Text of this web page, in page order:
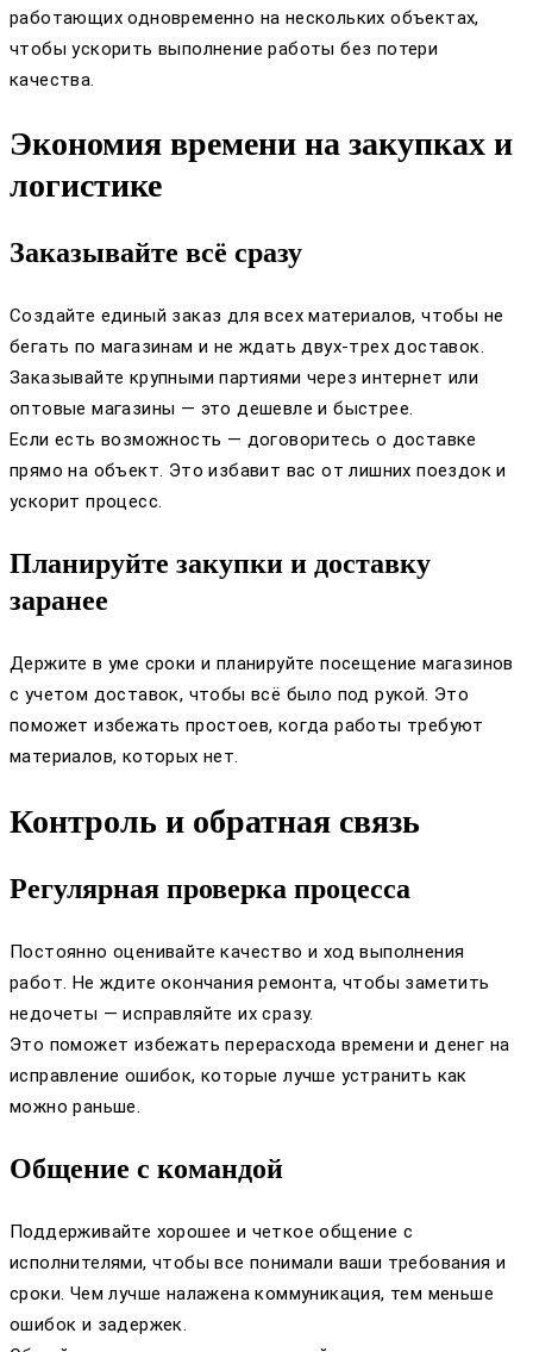
работающих одновременно на нескольких объектах,
чтобы ускорить выполнение работы без потери
качества.
Экономия времени на закупках и
логистике
Заказывайте всё сразу
Создайте единый заказ для всех материалов, чтобы не
бегать по магазинам и не ждать двух-трех доставок.
Заказывайте крупными партиями через интернет или
оптовые магазины — это дешевле и быстрее.
Если есть возможность — договоритесь о доставке
прямо на объект. Это избавит вас от лишних поездок и
ускорит процесс.
Планируйте закупки и доставку
заранее
Держите в уме сроки и планируйте посещение магазинов
с учетом доставок, чтобы всё было под рукой. Это
поможет избежать простоев, когда работы требуют
материалов, которых нет.
Контроль и обратная связь
Регулярная проверка процесса
Постоянно оценивайте качество и ход выполнения
работ. Не ждите окончания ремонта, чтобы заметить
недочеты — исправляйте их сразу.
Это поможет избежать перерасхода времени и денег на
исправление ошибок, которые лучше устранить как
можно раньше.
Общение с командой
Поддерживайте хорошее и четкое общение с
исполнителями, чтобы все понимали ваши требования и
сроки. Чем лучше налажена коммуникация, тем меньше
ошибок и задержек.